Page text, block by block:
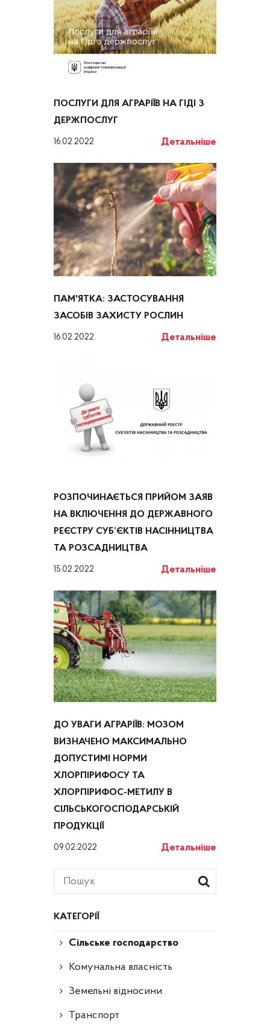
КАТЕГОРІЇ
Сільське господарство
Комунальна власність
Земельні відносини
Транспорт
ПОСЛУГИ ДЛЯ АГРАРІЇВ НА ГІДІ З
ДЕРЖПОСЛУГ
16.02.2022 Детальніше
ПАМ'ЯТКА: ЗАСТОСУВАННЯ
ЗАСОБІВ ЗАХИСТУ РОСЛИН
16.02.2022 Детальніше
РОЗПОЧИНАЄТЬСЯ ПРИЙОМ ЗАЯВ
НА ВКЛЮЧЕННЯ ДО ДЕРЖАВНОГО
РЕЄСТРУ СУБ’ЄКТІВ НАСІННИЦТВА
ТА РОЗСАДНИЦТВА
15.02.2022 Детальніше
ДО УВАГИ АГРАРІЇВ: МОЗОМ
ВИЗНАЧЕНО МАКСИМАЛЬНО
ДОПУСТИМІ НОРМИ
ХЛОРПІРИФОСУ ТА
ХЛОРПІРИФОС-МЕТИЛУ В
СІЛЬСЬКОГОСПОДАРСЬКІЙ
ПРОДУКЦІЇ
09.02.2022 Детальніше